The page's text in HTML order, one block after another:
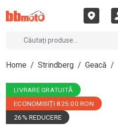
Home / Strindberg / Geacă /
LIVRARE GRATUITĂ
ECONOMISIȚI 825.00 RON
26% REDUCERE